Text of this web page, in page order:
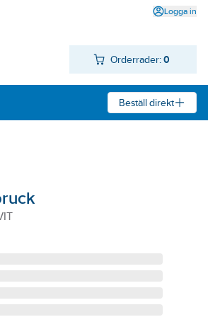
Logga in
Orderrader: 0
Beställ direkt